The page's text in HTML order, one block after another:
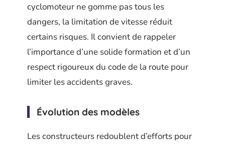
cyclomoteur ne gomme pas tous les
dangers, la limitation de vitesse réduit
certains risques. Il convient de rappeler
l’importance d’une solide formation et d’un
respect rigoureux du code de la route pour
limiter les accidents graves.
Évolution des modèles
Les constructeurs redoublent d’efforts pour